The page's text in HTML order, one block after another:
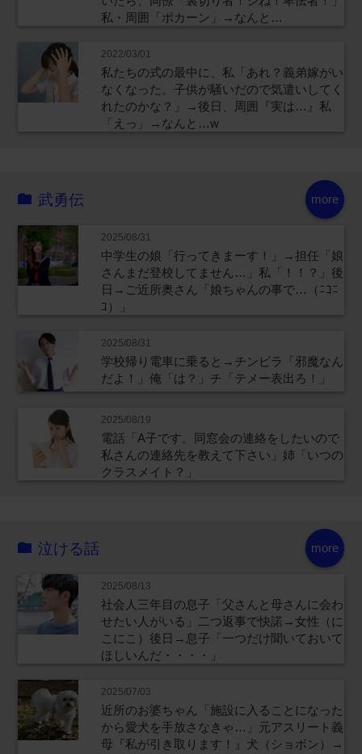
私・周囲「ポカーン」→なんと…
2022/03/01
私たちの式の最中に、私「あれ？義弟嫁がい
なくなった。子供が騒いだので気遣いしてく
れたのかな？」→後日、周囲『実は…』私
「えっ」→なんと…w
more
武勇伝
2025/08/31
中学生の娘「行ってきまーす！」→担任「娘
さんまだ登校してません…」私「！！？」後
日→ご近所奥さん「娘ちゃんの事で…（ﾆｺﾆ
ｺ）」
2025/08/31
学校帰り電車に乗ると→チンピラ「邪魔なん
だよ！」俺「は？」チ「テメー表出ろ！」
2025/08/19
電話「A子です。同窓会の連絡をしたいので
私さんの連絡先を教えて下さい」姉「いつの
クラスメイト？」
more
泣ける話
2025/08/13
社会人三年目の息子「父さんと母さんに会わ
せたい人がいる」二つ返事で快諾→女性（に
こにこ）後日→息子「一つだけ聞いておいて
ほしいんだ・・・・」
2025/07/03
近所のお婆ちゃん「施設に入ることになった
から愛犬を手放さなきゃ…」元アスリート義
母『私が引き取ります！』犬（ショボン）→